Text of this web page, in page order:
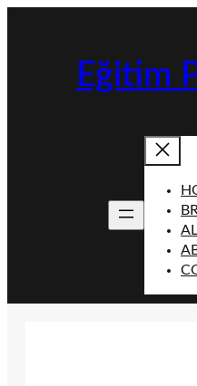
Eğitim